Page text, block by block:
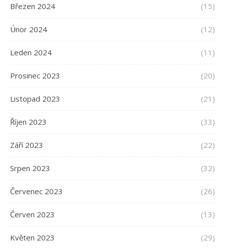
Březen 2024 (15)
Únor 2024 (12)
Leden 2024 (11)
Prosinec 2023 (20)
Listopad 2023 (21)
Říjen 2023 (33)
Září 2023 (22)
Srpen 2023 (32)
Červenec 2023 (26)
Červen 2023 (13)
Květen 2023 (29)